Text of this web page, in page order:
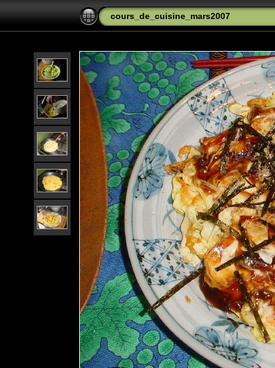
cours_de_cuisine_mars2007